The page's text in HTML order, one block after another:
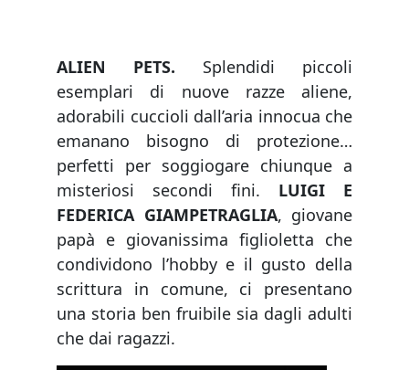
ALIEN PETS. Splendidi piccoli
esemplari di nuove razze aliene,
adorabili cuccioli dall’aria innocua che
emanano bisogno di protezione…
perfetti per soggiogare chiunque a
misteriosi secondi fini. LUIGI E
FEDERICA GIAMPETRAGLIA, giovane
papà e giovanissima figlioletta che
condividono l’hobby e il gusto della
scrittura in comune, ci presentano
una storia ben fruibile sia dagli adulti
che dai ragazzi.